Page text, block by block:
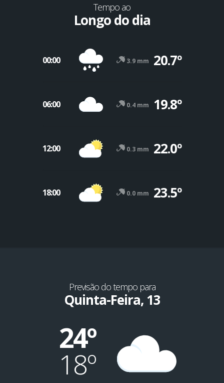
Tempo ao
Longo do dia
00:00 3.9 mm 20.7º
06:00 0.4 mm 19.8º
12:00 0.3 mm 22.0º
18:00 0.0 mm 23.5º
Previsão do tempo para
Quinta-Feira, 13
24º
18º